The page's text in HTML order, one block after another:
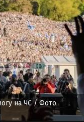
на ЧС/ Фото